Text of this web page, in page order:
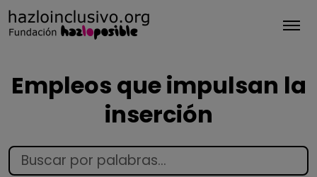
Empleos que impulsan la
inserción